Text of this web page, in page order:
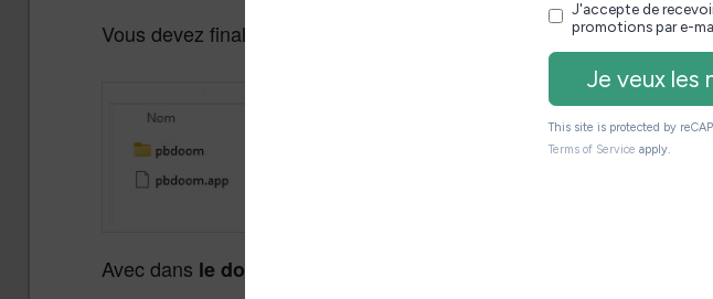
Vous devez finalement le décompresser pour obtenir cette structure
Avec dans le dossier pbdoom